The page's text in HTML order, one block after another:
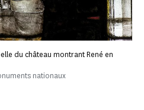
du château montrant René en
nationaux